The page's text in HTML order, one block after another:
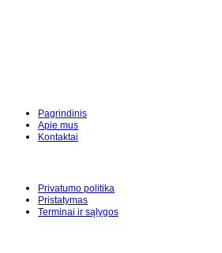
Pagrindinis
Apie mus
Kontaktai
Privatumo politika
Pristatymas
Terminai ir sąlygos